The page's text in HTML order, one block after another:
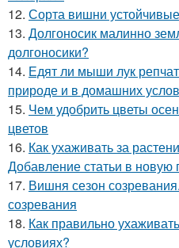
12. Сорта вишни
13. Долгоносик малинно
долгоносики?
14. Едят ли мыши лук
природе и в домашних
15. Чем удобрить цветы
цветов
16. Как ухаживать за
Добавление статьи в новую
17. Вишня сезон
созревания
18. Как правильно
условиях?